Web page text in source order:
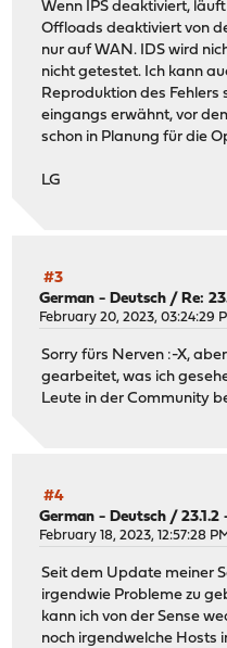
--connect-timeout
-b, --bitrate
(default 1
(optional
--pacing-timer
--fq-rate #[KMG]
bits/sec
-n, --bytes #[KMG]
--cport <port>
-P, --parallel #
-R, --reverse run
Client and
-w, --window
(indirectly
-6, --version6
-S, --tos N set
i.e. 52, 064
--dscp N or --dscp
Numeric
octal and
Wenn IPS deaktiviert,
Offloads deaktiviert von
nur auf WAN. IDS wird
nicht getestet. Ich kann
Reproduktion des Fehlers
eingangs erwähnt, vor
schon in Planung für die
LG
#3
German - Deutsch /Re:
February 20, 2023, 03:24:29
Sorry fürs Nerven :-X,
gearbeitet, was ich
Leute in der Community
#4
German - Deutsch /
February 18, 2023, 12:57:28 PM
Seit dem Update meiner
irgendwie Probleme zu
kann ich von der Sense
noch irgendwelche Hosts